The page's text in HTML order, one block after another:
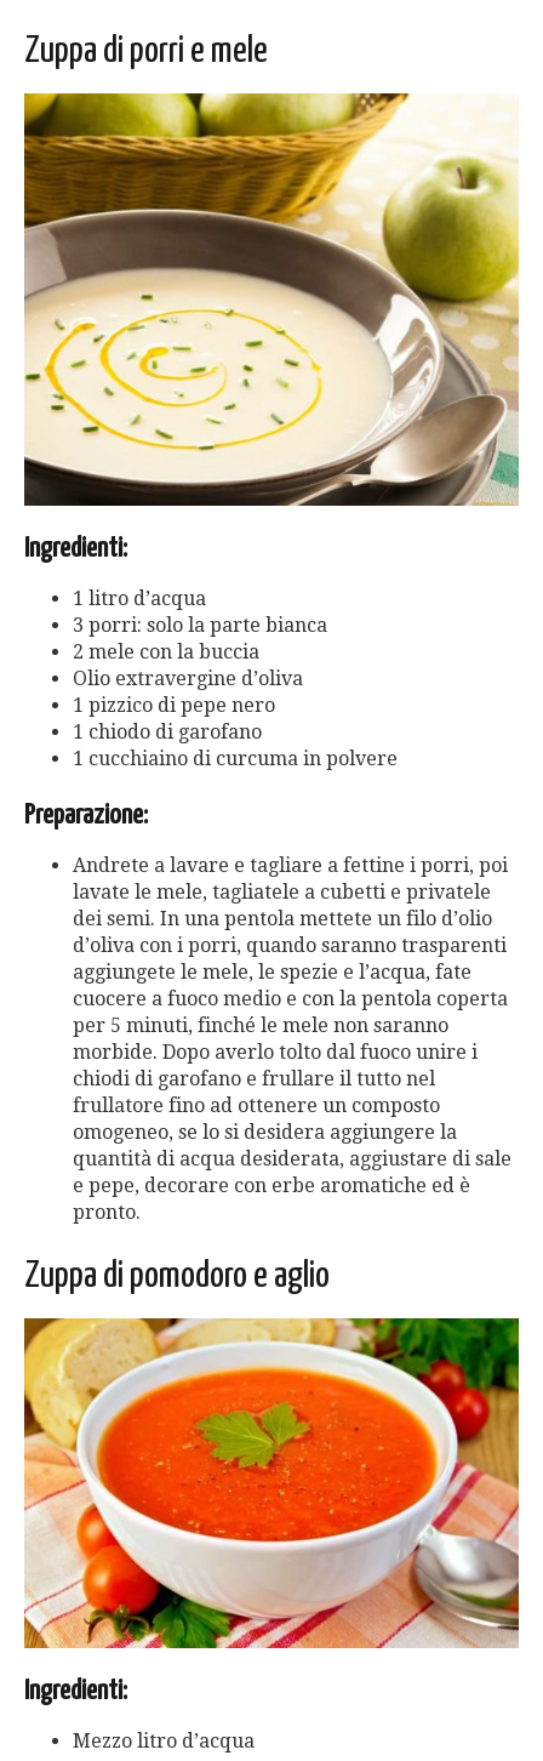
Zuppa di porri e mele
Ingredienti:
1 litro d’acqua
3 porri: solo la parte bianca
2 mele con la buccia
Olio extravergine d’oliva
1 pizzico di pepe nero
1 chiodo di garofano
1 cucchiaino di curcuma in polvere
Preparazione:
Andrete a lavare e tagliare a fettine i porri, poi
lavate le mele, tagliatele a cubetti e privatele
dei semi. In una pentola mettete un filo d’olio
d’oliva con i porri, quando saranno trasparenti
aggiungete le mele, le spezie e l’acqua, fate
cuocere a fuoco medio e con la pentola coperta
per 5 minuti, finché le mele non saranno
morbide. Dopo averlo tolto dal fuoco unire i
chiodi di garofano e frullare il tutto nel
frullatore fino ad ottenere un composto
omogeneo, se lo si desidera aggiungere la
quantità di acqua desiderata, aggiustare di sale
e pepe, decorare con erbe aromatiche ed è
pronto.
Zuppa di pomodoro e aglio
Ingredienti:
Mezzo litro d’acqua